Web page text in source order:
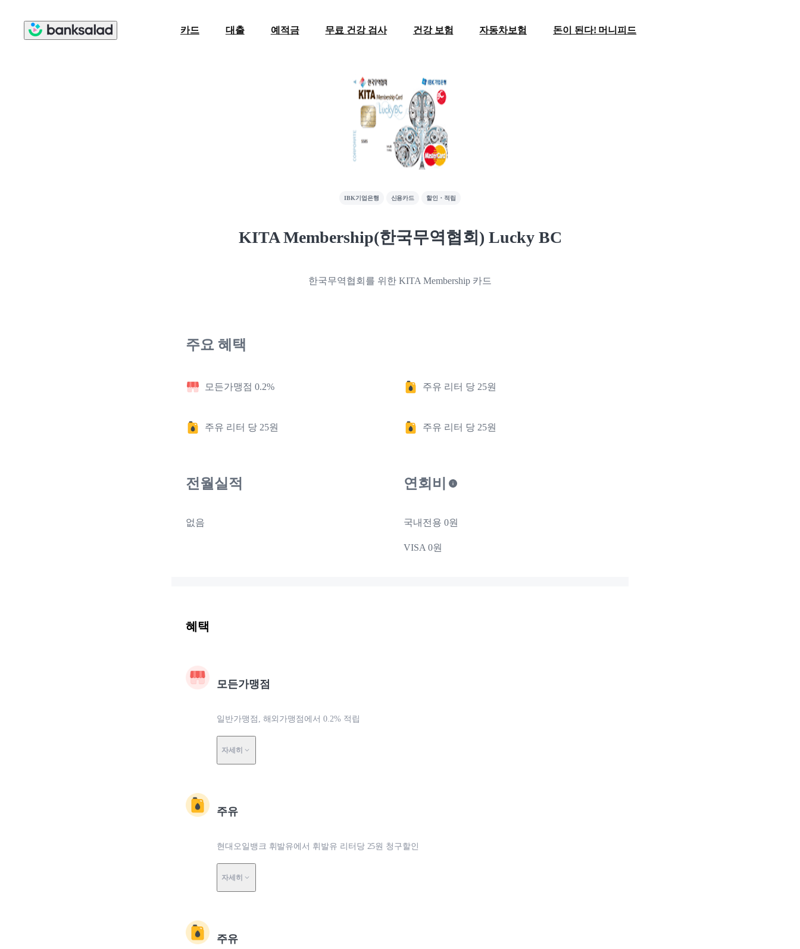
카드 대출 예적금 무료 건강 검사 건강 보험 자동차보험 돈이 된다! 머니피드
IBK기업은행 신용카드 할인・적립
KITA Membership(한국무역협회) Lucky BC
한국무역협회를 위한 KITA Membership 카드
주요 혜택
모든가맹점 0.2% 주유 리터 당 25원
주유 리터 당 25원 주유 리터 당 25원
전월실적
없음
연회비
국내전용 0원
VISA 0원
혜택
모든가맹점
일반가맹점, 해외가맹점에서 0.2% 적립
자세히
주유
현대오일뱅크 휘발유에서 휘발유 리터당 25원 청구할인
자세히
주유